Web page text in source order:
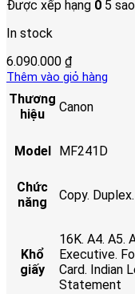
Được xếp hạng 0 5 sao
In stock
6.090.000 ₫
Thêm vào giỏ hàng
Thương
hiệu
Canon
Model MF241D
Chức
năng
Copy.
Khổ
giấy
16K. A4. A5.
Executive.
Card. Indian
Statement